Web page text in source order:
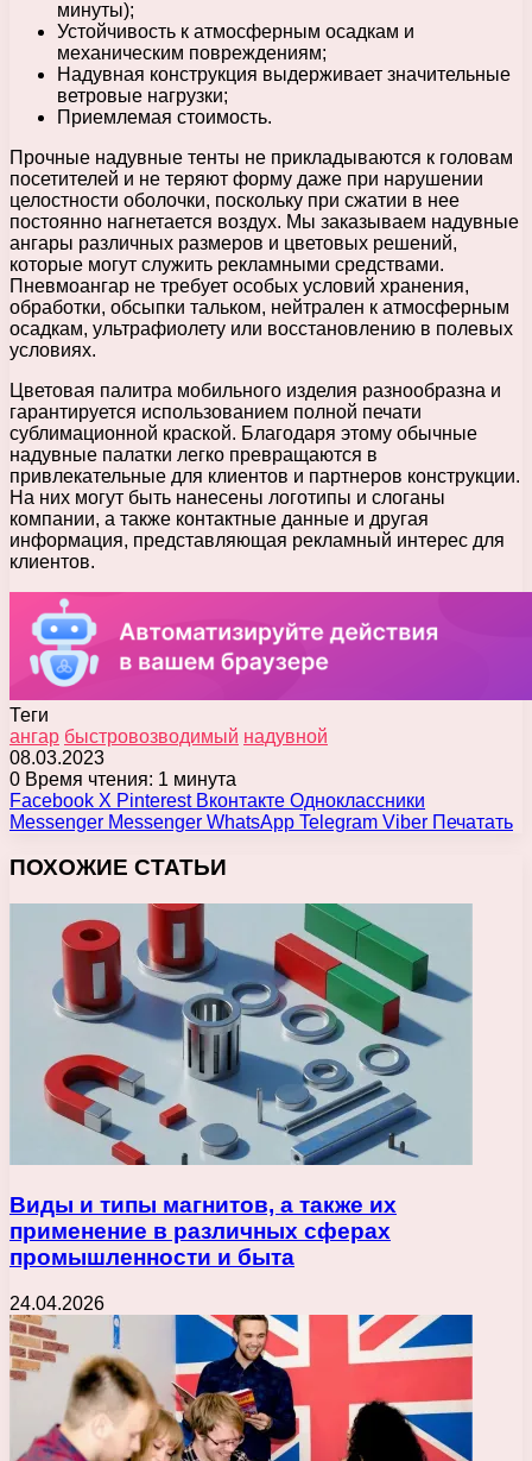
минуты);
Устойчивость к атмосферным осадкам и
механическим повреждениям;
Надувная конструкция выдерживает значительные
ветровые нагрузки;
Приемлемая стоимость.
Прочные надувные тенты не прикладываются к головам
посетителей и не теряют форму даже при нарушении
целостности оболочки, поскольку при сжатии в нее
постоянно нагнетается воздух. Мы заказываем надувные
ангары различных размеров и цветовых решений,
которые могут служить рекламными средствами.
Пневмоангар не требует особых условий хранения,
обработки, обсыпки тальком, нейтрален к атмосферным
осадкам, ультрафиолету или восстановлению в полевых
условиях.
Цветовая палитра мобильного изделия разнообразна и
гарантируется использованием полной печати
сублимационной краской. Благодаря этому обычные
надувные палатки легко превращаются в
привлекательные для клиентов и партнеров конструкции.
На них могут быть нанесены логотипы и слоганы
компании, а также контактные данные и другая
информация, представляющая рекламный интерес для
клиентов.
Теги
ангар быстровозводимый надувной
08.03.2023
0 Время чтения: 1 минута
Facebook X Pinterest Вконтакте Одноклассники
Messenger Messenger WhatsApp Telegram Viber Печатать
ПОХОЖИЕ СТАТЬИ
Виды и типы магнитов, а также их
применение в различных сферах
промышленности и быта
24.04.2026